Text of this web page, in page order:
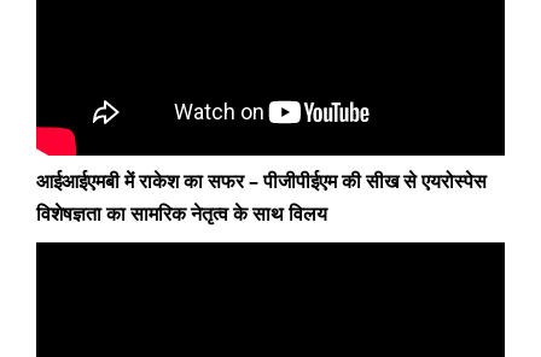
आईआईएमबी में राकेश का सफर – पीजीपीईएम की सीख से एयरोस्पेस
विशेषज्ञता का सामरिक नेतृत्व के साथ विलय